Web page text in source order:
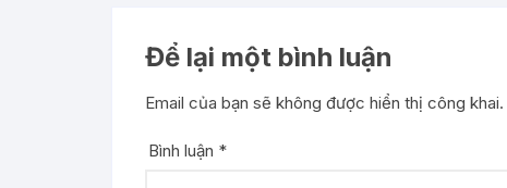
Để lại một bình luận
Email của bạn sẽ không được hiển thị công khai.
Bình luận *